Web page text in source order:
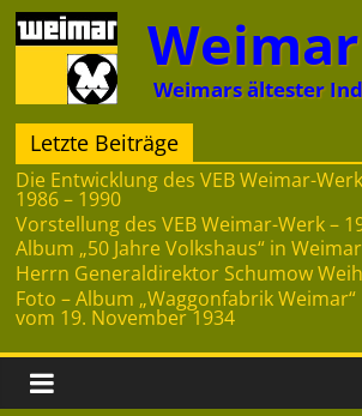
Zum
Inhalt
springen
Weimars ältester
Letzte Beiträge
Die Entwicklung des VEB Weimar-
1986 – 1990
Vorstellung des VEB Weimar-Werk –
Album „50 Jahre Volkshaus“ in
Herrn Generaldirektor Schumow
Foto – Album „Waggonfabrik Weimar“
vom 19. November 1934